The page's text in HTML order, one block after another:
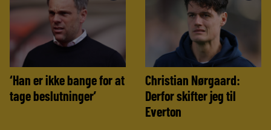
‘Han er ikke bange for at
tage beslutninger’
Christian Nørgaard:
Derfor skifter jeg til
Everton